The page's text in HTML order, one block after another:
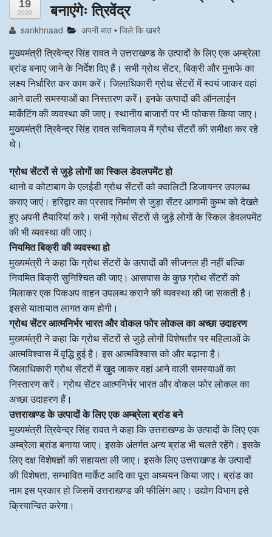
अन्य खबरै
19
2020 बनाएंगेः त्रिवेंद्र
sankhnaad अपनी बात •जिले कि खबरै
मुख्यमंत्री त्रिवेन्द्र सिंह रावत ने उत्तराखण्ड के उत्पादों के लिए एक अम्ब्रेला
ब्रांड बनाए जाने के निर्देश दिए हैं। सभी ग्रोथ सेंटर, बिक्री और मुनाफे का
लक्ष्य निर्धारित कर काम करें। जिलाधिकारी ग्रोथ सेंटरों में स्वयं जाकर वहां
आने वाली समस्याओं का निस्तारण करें। इनके उत्पादों की ऑनलाईन
मार्केटिंग की व्यवस्था की जाए। स्थानीय बाजारों पर भी फोकस किया जाए।
मुख्यमंत्री त्रिवेन्द्र सिंह रावत सचिवालय में ग्रोथ सेंटरों की समीक्षा कर रहे
थे।
ग्रोथ सेंटरों से जुड़े लोगों का स्किल डेवलपमेंट हो
थानो व कोटाबाग के एलईडी ग्रोथ सेंटरों को क्वालिटी डिजायनर उपलब्ध
कराए जाएं। हरिद्वार का प्रसाद निर्माण से जुड़ा सेंटर आगामी कुम्भ को देखते
हुए अपनी तैयारियां करे। सभी ग्रोथ सेंटरों से जुड़े लोगों के स्किल डेवलपमेंट
की भी व्यवस्था की जाए।
नियमित बिक्री की व्यवस्था हो
मुख्यमंत्री ने कहा कि ग्रोथ सेंटरों के उत्पादों की सीजनल ही नहीं बल्कि
नियमित बिक्री सुनिश्चित की जाए। आसपास के कुछ ग्रोथ सेंटरों को
मिलाकर एक पिकअप वाहन उपलब्ध कराने की व्यवस्था की जा सकती है।
इससे यातायात लागत कम होगी।
ग्रोथ सेंटर आत्मनिर्भर भारत और वोकल फोर लोकल का अच्छा उदाहरण
मुख्यमंत्री ने कहा कि ग्रोथ सेंटरों से जुड़े लोगों विशेषतौर पर महिलाओं के
आत्मविश्वास में वृद्धि हुई है। इस आत्मविश्वास को और बढ़ाना है।
जिलाधिकारी ग्रोथ सेंटरों में खुद जाकर वहां आने वाली समस्याओं का
निस्तारण करें। ग्रोथ सेंटर आत्मनिर्भर भारत और वोकल फोर लोकल का
अच्छा उदाहरण हैं।
उत्तराखण्ड के उत्पादों के लिए एक अम्ब्रेला ब्रांड बने
मुख्यमंत्री त्रिवेन्द्र सिंह रावत ने कहा कि उत्तराखण्ड के उत्पादों के लिए एक
अम्ब्रेला ब्रांड बनाया जाए। इसके अंतर्गत अन्य ब्रांड भी चलते रहेंगे। इसके
लिए दक्ष विशेषज्ञों की सहायता ली जाए। इसके लिए उत्तराखण्ड के उत्पादों
की विशेषता, सम्भावित मार्केट आदि का पूरा अध्ययन किया जाए। ब्रांड का
नाम इस प्रकार हो जिसमें उत्तराखण्ड की फीलिंग आए। उद्योग विभाग इसे
क्रियान्वित करेगा।